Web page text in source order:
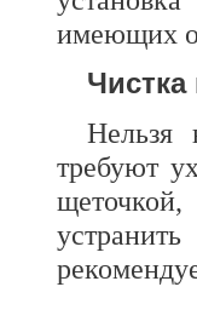
имеющих
Чистка
Нельзя
требуют